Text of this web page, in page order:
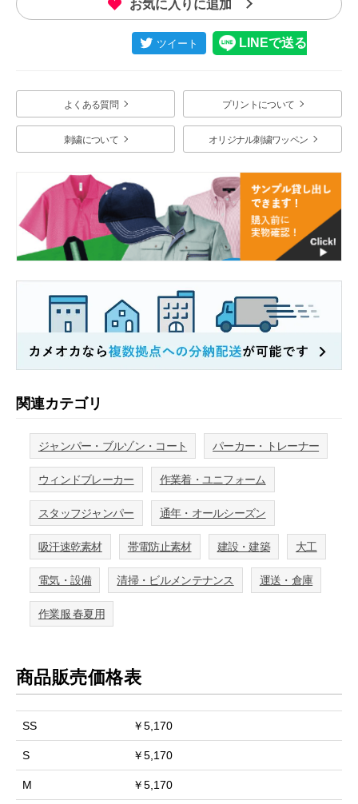
お気に入りに追加
よくある質問 プリントについて
刺繍について オリジナル刺繍ワッペン
関連カテゴリ
ジャンパー・ブルゾン・コート パーカー・トレーナー
ウィンドブレーカー 作業着・ユニフォーム
スタッフジャンパー 通年・オールシーズン
吸汗速乾素材 帯電防止素材 建設・建築 大工
電気・設備 清掃・ビルメンテナンス 運送・倉庫
作業服 春夏用
商品販売価格表
SS ￥5,170
S ￥5,170
M ￥5,170